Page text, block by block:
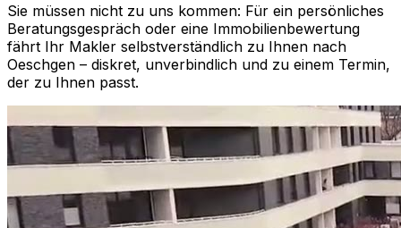
Sie müssen nicht zu uns kommen: Für ein persönliches
Beratungsgespräch oder eine Immobilienbewertung
fährt Ihr Makler selbstverständlich zu Ihnen nach
Oeschgen – diskret, unverbindlich und zu einem Termin,
der zu Ihnen passt.